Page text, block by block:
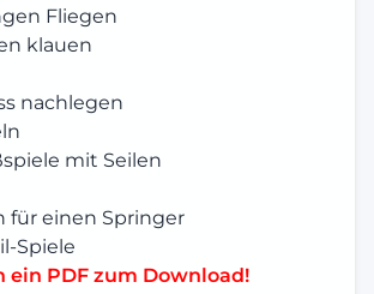
Fliegen
klauen
nachlegen
mit Seilen
für einen Springer
Spiele
ein PDF zum Download!